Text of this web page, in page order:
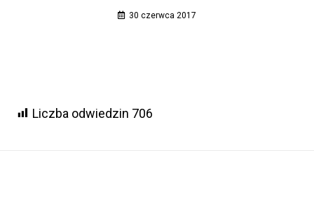
30 czerwca 2017
Liczba odwiedzin 706